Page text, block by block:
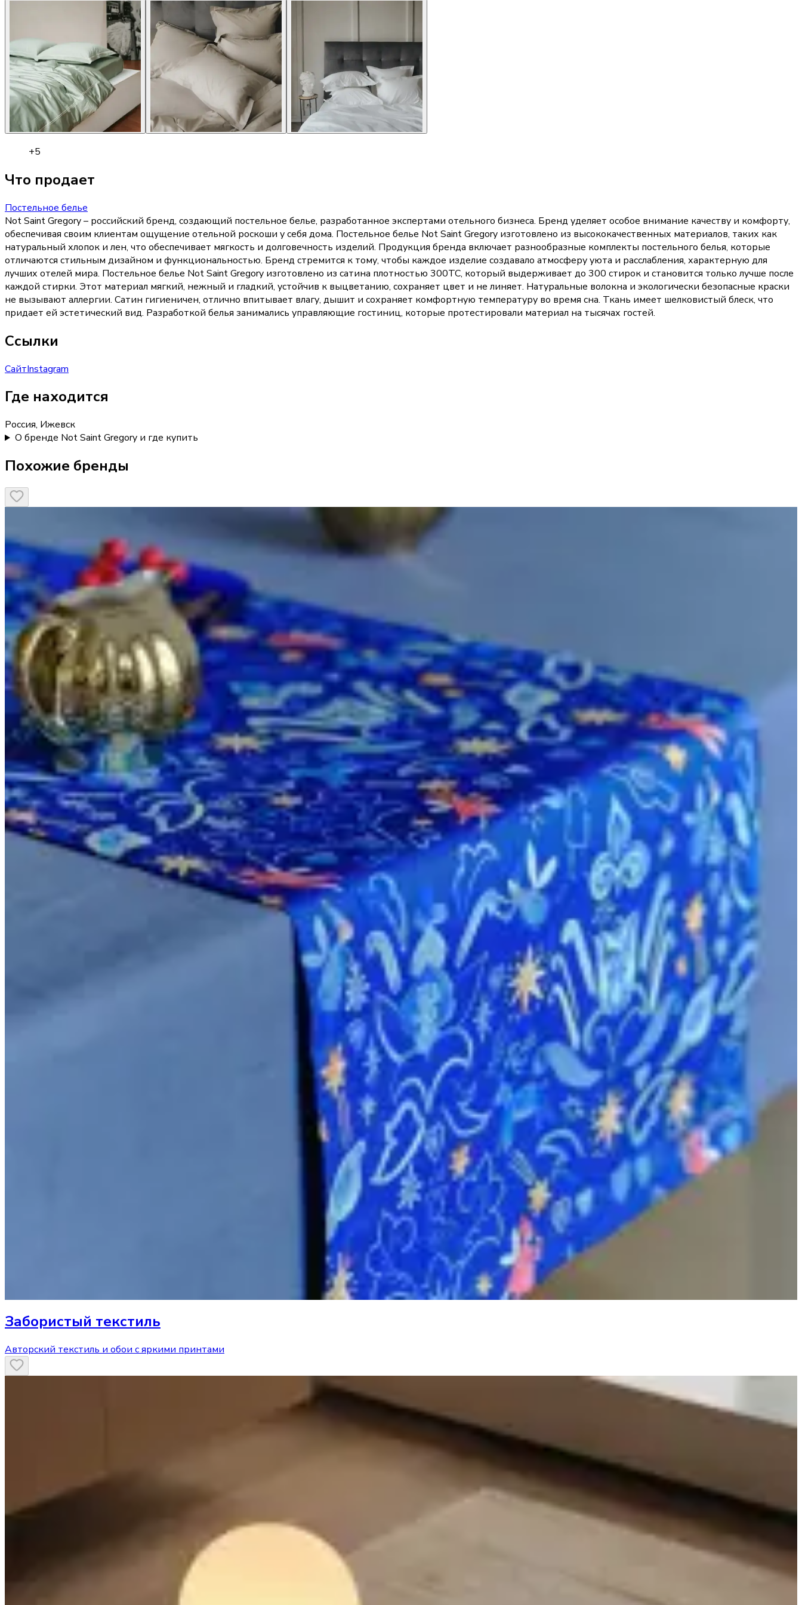
+5
Что продает
Постельное белье
Not Saint Gregory – российский бренд, создающий постельное белье, разработанное экспертами отельного бизнеса. Бренд уделяет особое внимание качеству и комфорту,
обеспечивая своим клиентам ощущение отельной роскоши у себя дома. Постельное белье Not Saint Gregory изготовлено из высококачественных материалов, таких как
натуральный хлопок и лен, что обеспечивает мягкость и долговечность изделий. Продукция бренда включает разнообразные комплекты постельного белья, которые
отличаются стильным дизайном и функциональностью. Бренд стремится к тому, чтобы каждое изделие создавало атмосферу уюта и расслабления, характерную для
лучших отелей мира. Постельное белье Not Saint Gregory изготовлено из сатина плотностью 300TC, который выдерживает до 300 стирок и становится только лучше после
каждой стирки. Этот материал мягкий, нежный и гладкий, устойчив к выцветанию, сохраняет цвет и не линяет. Натуральные волокна и экологически безопасные краски
не вызывают аллергии. Сатин гигиеничен, отлично впитывает влагу, дышит и сохраняет комфортную температуру во время сна. Ткань имеет шелковистый блеск, что
придает ей эстетический вид. Разработкой белья занимались управляющие гостиниц, которые протестировали материал на тысячах гостей.
Ссылки
СайтInstagram
Где находится
Россия, Ижевск
О бренде Not Saint Gregory и где купить
Похожие бренды
Забористый текстиль
Авторский текстиль и обои с яркими принтами